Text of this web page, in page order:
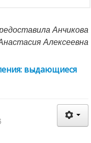
Анчикова
Алексеевна
выдающиеся